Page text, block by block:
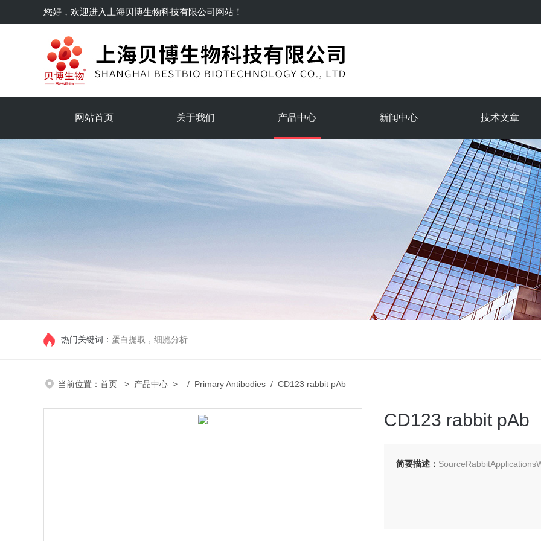
您好，欢迎进入 上海贝博生物科技有限公司网站！
网站首页 关于我们 产品中心 新闻中心 技术文章
热门关键词： 蛋白提取，细胞分析
当前位置： 首页 > 产品中心 > / Primary Antibodies / CD123 rabbit pAb
CD123 rabbit pAb
简要描述：